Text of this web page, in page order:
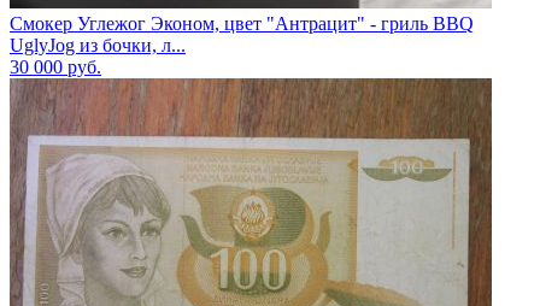
Смокер Углежог Эконом, цвет "Антрацит" - гриль BBQ
UglyJog из бочки, л...
30 000 руб.